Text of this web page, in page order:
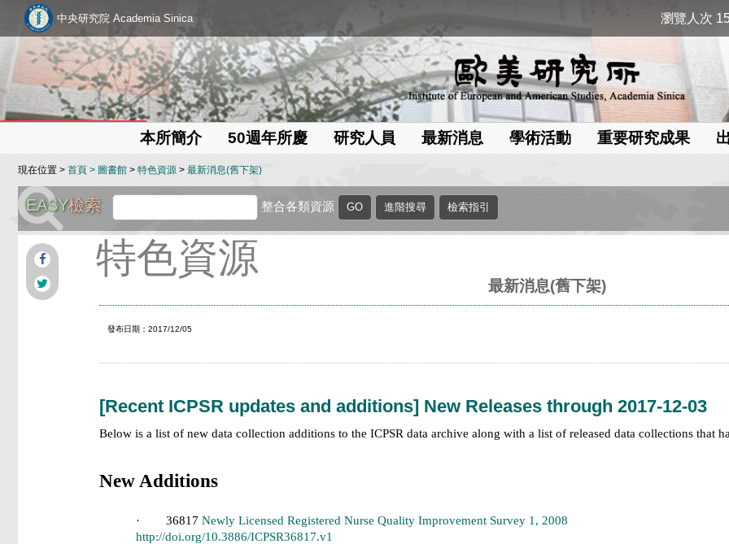
中央研究院 Academia Sinica 瀏覽人次
本所簡介 50週年所慶 研究人員 最新消息 學術活動 重要研究成果
現在位置 >首頁 >圖書館>特色資源>最新消息(舊下架)
EASY檢索 整合各類資源
特色資源
最新消息(舊下架)
發布日期：2017/12/05
[Recent ICPSR updates and additions] New Releases through 2017-12-03
Below is a list of new data collection additions to the ICPSR data archive along with a list of released data collections that
New Additions
· 36817 Newly Licensed Registered Nurse Quality Improvement Survey 1, 2008
http://doi.org/10.3886/ICPSR36817.v1